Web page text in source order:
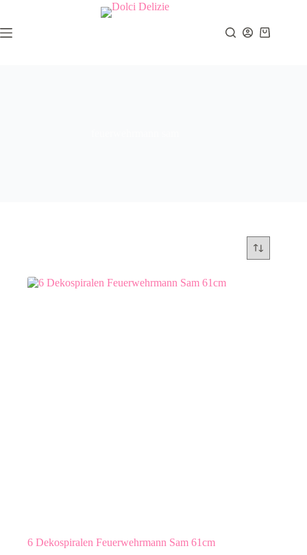
springen
Warenkorb
6 Dekospiralen Feuerwehrmann Sam 61cm